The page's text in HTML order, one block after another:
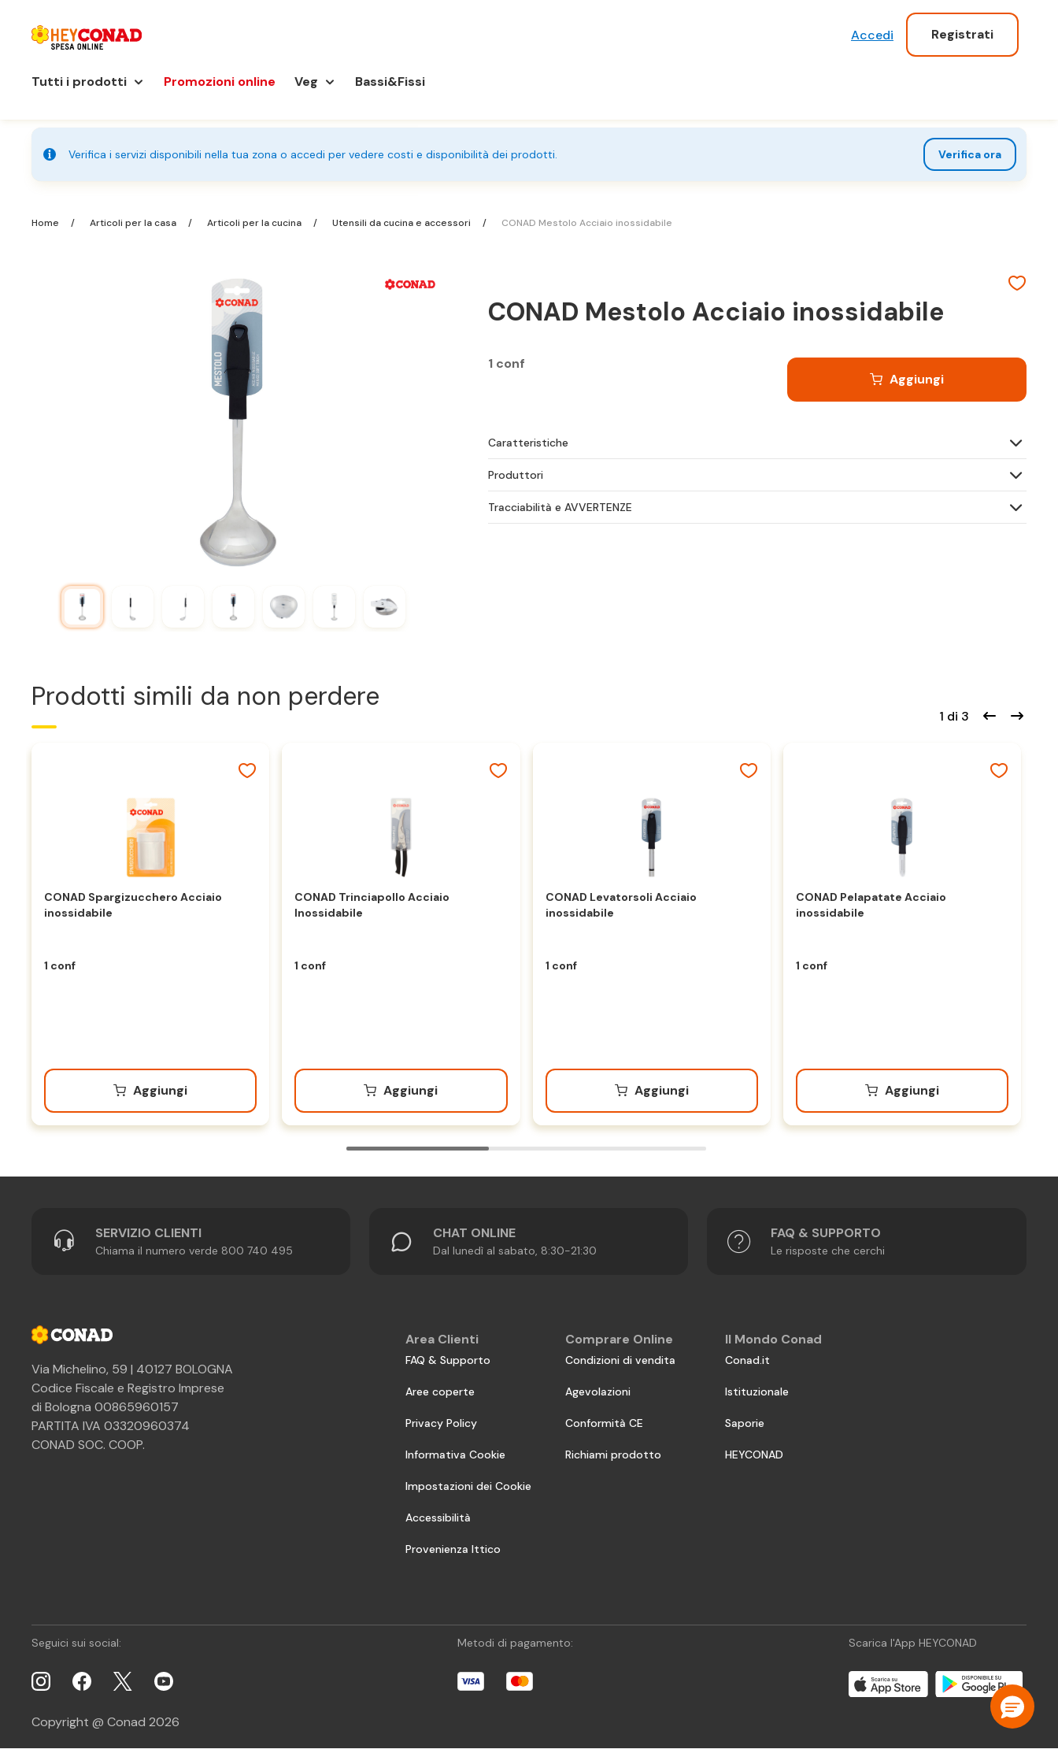
Accedi Registrati
Tutti i prodotti Promozioni online Veg Bassi&Fissi
Verifica i servizi disponibili nella tua zona o accedi per vedere costi e disponibilità dei prodotti. Verifica ora
Home Articoli per la casa Articoli per la cucina Utensili da cucina e accessori CONAD Mestolo Acciaio inossidabile
CONAD Mestolo Acciaio inossidabile
1 conf
Aggiungi
Caratteristiche
Produttori
Tracciabilità e AVVERTENZE
Prodotti simili da non perdere
CONAD Spargizucchero Acciaio
inossidabile
1 conf
Aggiungi
CONAD Trinciapollo Acciaio
Inossidabile
1 conf
Aggiungi
CONAD Levatorsoli Acciaio
inossidabile
1 conf
Aggiungi
CONAD Pelapatate Acciaio
inossidabile
1 conf
Aggiungi
1 di 3
SERVIZIO CLIENTI
Chiama il numero verde 800 740 495
CHAT ONLINE
Dal lunedì al sabato, 8:30-21:30
FAQ & SUPPORTO
Le risposte che cerchi
Via Michelino, 59 | 40127 BOLOGNA
Codice Fiscale e Registro Imprese
di Bologna 00865960157
PARTITA IVA 03320960374
CONAD SOC. COOP.
Area Clienti
FAQ & Supporto
Aree coperte
Privacy Policy
Informativa Cookie
Impostazioni dei Cookie
Accessibilità
Provenienza Ittico
Comprare Online
Condizioni di vendita
Agevolazioni
Conformità CE
Richiami prodotto
Il Mondo Conad
Conad.it
Istituzionale
Saporie
HEYCONAD
Seguici sui social: Metodi di pagamento: Scarica l'App HEYCONAD
Copyright @ Conad 2026